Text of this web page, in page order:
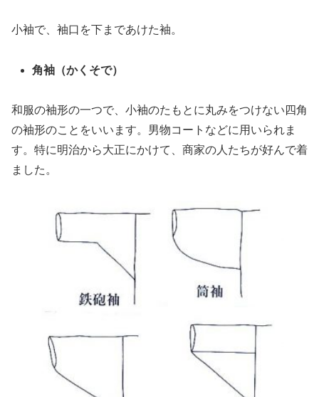
小袖で、袖口を下まであけた袖。
角袖（かくそで）
和服の袖形の一つで、小袖のたもとに丸みをつけない四角
の袖形のことをいいます。男物コートなどに用いられま
す。特に明治から大正にかけて、商家の人たちが好んで着
ました。